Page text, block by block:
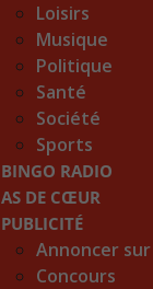
Loisirs
Musique
Politique
Santé
Société
Sports
BINGO RADIO
AS DE CŒUR
PUBLICITÉ
Annoncer sur
Concours